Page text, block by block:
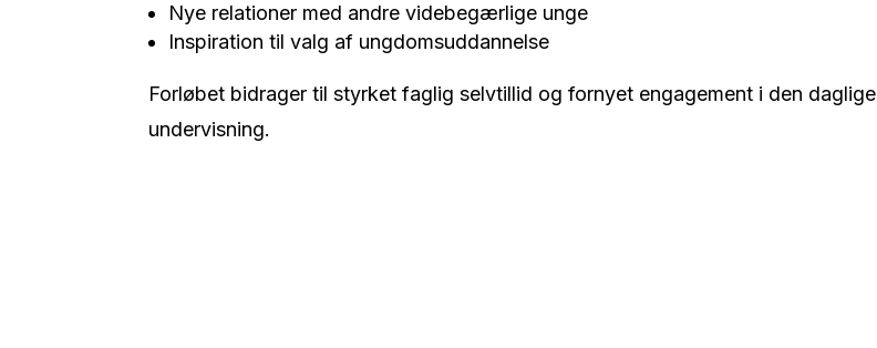
Nye relationer med andre videbegærlige unge
Inspiration til valg af ungdomsuddannelse
Forløbet bidrager til styrket faglig selvtillid og fornyet engagement i den daglige
undervisning.